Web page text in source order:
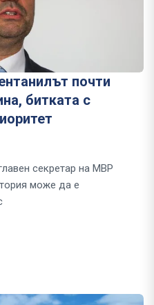
почти
битката с
секретар на МВР
може да е